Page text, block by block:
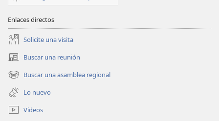
Enlaces directos
Solicite una visita
Buscar una reunión
(abre
una
nueva
ventana)
Buscar una asamblea regional
(abre
una
nueva
ventana)
Lo nuevo
Videos